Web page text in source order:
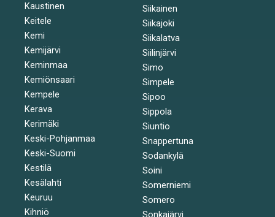
Kaustinen
Keitele
Kemi
Kemijärvi
Keminmaa
Kemiönsaari
Kempele
Kerava
Kerimäki
Keski-Pohjanmaa
Keski-Suomi
Kestilä
Kesälahti
Keuruu
Kihniö
Siikainen
Siikajoki
Siikalatva
Siilinjärvi
Simo
Simpele
Sipoo
Sippola
Siuntio
Snappertuna
Sodankylä
Soini
Somerniemi
Somero
Sonkajärvi